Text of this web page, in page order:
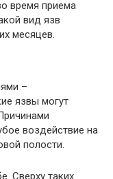
время приема
вид язв
месяцев.
–
язвы могут
воздействие на
полости.
Сверху таких